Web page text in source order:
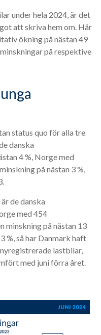
under hela 2024, är det
att skriva hem om. Här
ökning på nästan 49
på respektive
status quo för alla tre
danska
4 %, Norge med
på nästan 3 %,
de danska
med 454
minskning på nästan 13
%, så har Danmark haft
lastbilar,
med juni förra året.